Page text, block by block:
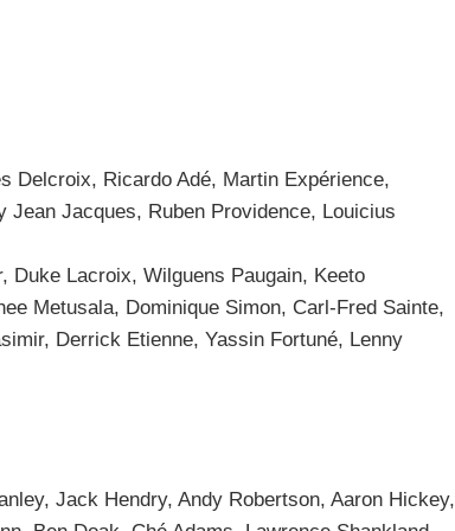
Delcroix, Ricardo Adé, Martin Expérience,
Jacques, Ruben Providence, Louicius
Duke Lacroix, Wilguens Paugain, Keeto
Metusala, Dominique Simon, Carl-Fred Sainte,
Derrick Etienne, Yassin Fortuné, Lenny
Jack Hendry, Andy Robertson, Aaron Hickey,